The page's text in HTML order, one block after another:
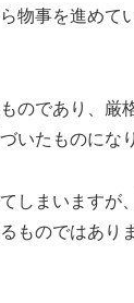
物事を進めて
のであり、厳
いたものにな
しまいますが
ものではあり